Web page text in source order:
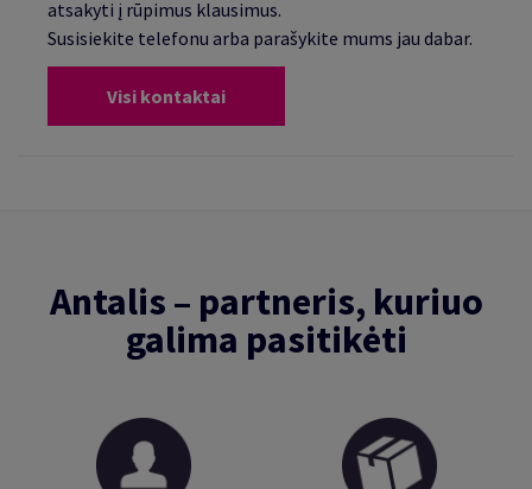
atsakyti į rūpimus klausimus.
Susisiekite telefonu arba parašykite mums jau dabar.
Visi kontaktai
Antalis – partneris, kuriuo
galima pasitikėti